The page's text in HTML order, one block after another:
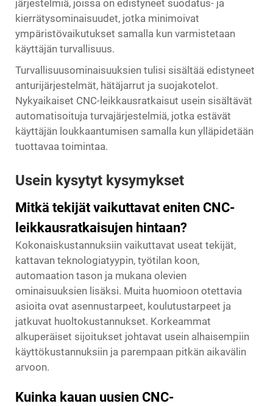
järjestelmiä, joissa on edistyneet suodatus- ja
kierrätysominaisuudet, jotka minimoivat
ympäristövaikutukset samalla kun varmistetaan
käyttäjän turvallisuus.
Turvallisuusominaisuuksien tulisi sisältää edistyneet
anturijärjestelmät, hätäjarrut ja suojakotelot.
Nykyaikaiset CNC-leikkausratkaisut usein sisältävät
automatisoituja turvajärjestelmiä, jotka estävät
käyttäjän loukkaantumisen samalla kun ylläpidetään
tuottavaa toimintaa.
Usein kysytyt kysymykset
Mitkä tekijät vaikuttavat eniten CNC-
leikkausratkaisujen hintaan?
Kokonaiskustannuksiin vaikuttavat useat tekijät,
kattavan teknologiatyypin, työtilan koon,
automaation tason ja mukana olevien
ominaisuuksien lisäksi. Muita huomioon otettavia
asioita ovat asennustarpeet, koulutustarpeet ja
jatkuvat huoltokustannukset. Korkeammat
alkuperäiset sijoitukset johtavat usein alhaisempiin
käyttökustannuksiin ja parempaan pitkän aikavälin
arvoon.
Kuinka kauan uusien CNC-